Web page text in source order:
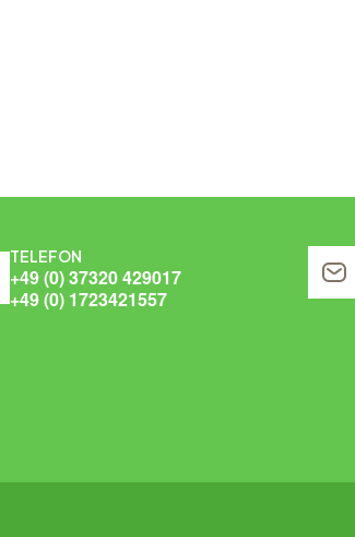
TELEFON
+49 (0) 37320 429017
+49 (0) 1723421557